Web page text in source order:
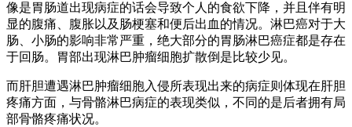
像是胃肠道出现病症的话会导致个人的食欲下降，并且伴有明
显的腹痛、腹胀以及肠梗塞和便后出血的情况。淋巴癌对于大
肠、小肠的影响非常严重，绝大部分的胃肠淋巴癌症都是存在
于回肠。胃部出现淋巴肿瘤细胞扩散倒是比较少见。
而肝胆遭遇淋巴肿瘤细胞入侵所表现出来的病症则体现在肝胆
疼痛方面，与骨骼淋巴病症的表现类似，不同的是后者拥有局
部骨骼疼痛状况。